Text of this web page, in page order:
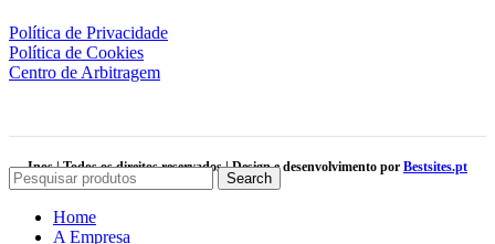
Política de Privacidade
Política de Cookies
Centro de Arbitragem
Inos | Todos os direitos reservados | Design e desenvolvimento por Bestsites.pt
Search
Home
A Empresa